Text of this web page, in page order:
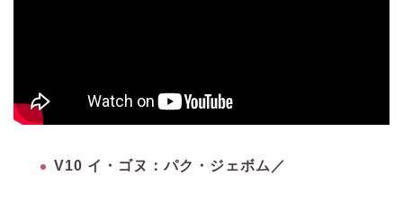
V10 イ・ゴヌ：パク・ジェボム／